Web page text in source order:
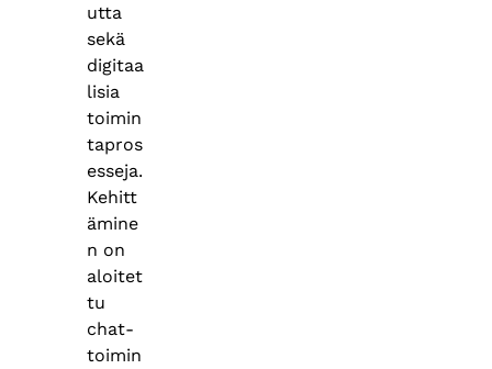
utta
sekä
digitaa
lisia
toimin
tapros
esseja.
Kehitt
ämine
n on
aloitet
tu
chat-
toimin